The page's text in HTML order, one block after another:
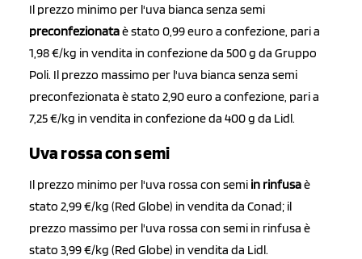
Il prezzo minimo per l'uva bianca senza semi
preconfezionataè stato 0,99 euro a confezione, pari a
1,98 €/kg in vendita in confezione da 500 g da Gruppo
Poli. Il prezzo massimo per l'uva bianca senza semi
preconfezionata è stato 2,90 euro a confezione, pari a
7,25 €/kg in vendita in confezione da 400 g da Lidl.
Uva rossa con semi
Il prezzo minimo per l'uva rossa con semi in rinfusaè
stato 2,99 €/kg (Red Globe) in vendita da Conad; il
prezzo massimo per l'uva rossa con semi in rinfusa è
stato 3,99 €/kg (Red Globe) in vendita da Lidl.